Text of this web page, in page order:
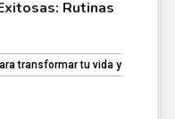
Rutinas
transformar tu vida y